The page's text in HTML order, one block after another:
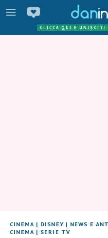
CLICCA QUI E UNISCITI
CINEMA | DISNEY | NEWS E
CINEMA | SERIE TV